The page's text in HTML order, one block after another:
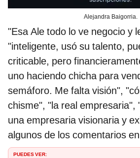
Alejandra Baigorria.
"Esa Ale todo lo ve negocio y
"inteligente, usó su talento,
criticable, pero
uno haciendo chicha para
semáforo. Me falta visión",
chisme", "la real empresaria",
una empresaria visionaria y
algunos de los comentarios
PUEDES VER: